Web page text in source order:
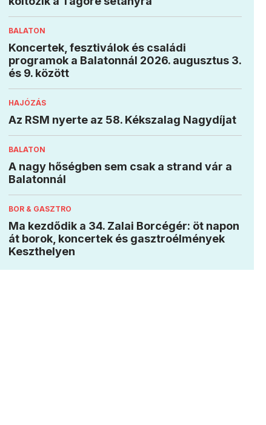
BALATON
Koncertek, fesztiválok és családi
programok a Balatonnál 2026. augusztus 3.
és 9. között
HAJÓZÁS
Az RSM nyerte az 58. Kékszalag Nagydíjat
BALATON
A nagy hőségben sem csak a strand vár a
Balatonnál
BOR & GASZTRO
Ma kezdődik a 34. Zalai Borcégér: öt napon
át borok, koncertek és gasztroélmények
Keszthelyen